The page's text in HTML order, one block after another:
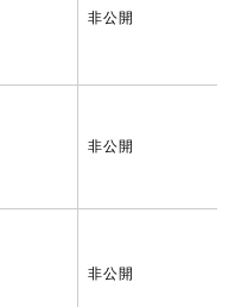
非公開
非公開
非公開